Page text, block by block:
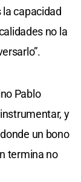
la capacidad
no la
Pablo
y
un bono
termina no